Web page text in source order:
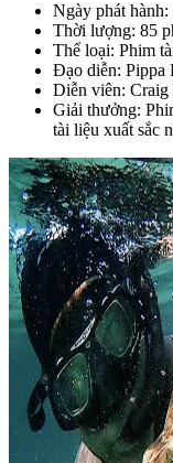
Ngày phát
Thời lượng: 85
Thể loại: Phim
Đạo diễn: Pippa
Diễn viên: Craig
Giải thưởng:
tài liệu xuất sắc